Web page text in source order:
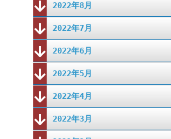
2022年8月
2022年7月
2022年6月
2022年5月
2022年4月
2022年3月